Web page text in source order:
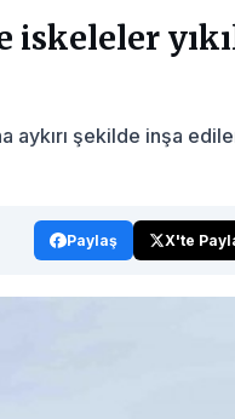
iskeleler
aykırı şekilde inşa
Paylaş X'te